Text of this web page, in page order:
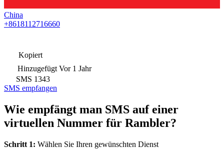
China
+8618112716660
Kopiert
Hinzugefügt Vor 1 Jahr
SMS 1343
SMS empfangen
Wie empfängt man SMS auf einer
virtuellen Nummer für Rambler?
Schritt 1: Wählen Sie Ihren gewünschten Dienst